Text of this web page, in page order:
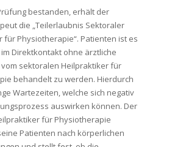
bestanden, erhält der
die „Teilerlaubnis Sektoraler
für Physiotherapie“. Patienten ist es
Direktkontakt ohne ärztliche
sektoralen Heilpraktiker für
behandelt zu werden. Hierdurch
Wartezeiten, welche sich negativ
auswirken können. Der
für Physiotherapie
Patienten nach körperlichen